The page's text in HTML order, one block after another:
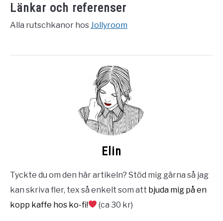
Länkar och referenser
Alla rutschkanor hosJollyroom
Elin
Tyckte du om den här artikeln? Stöd mig gärna så jag
kan skriva fler, tex så enkelt som att bjuda mig på en
kopp kaffe hos ko-fi!
(ca 30 kr)